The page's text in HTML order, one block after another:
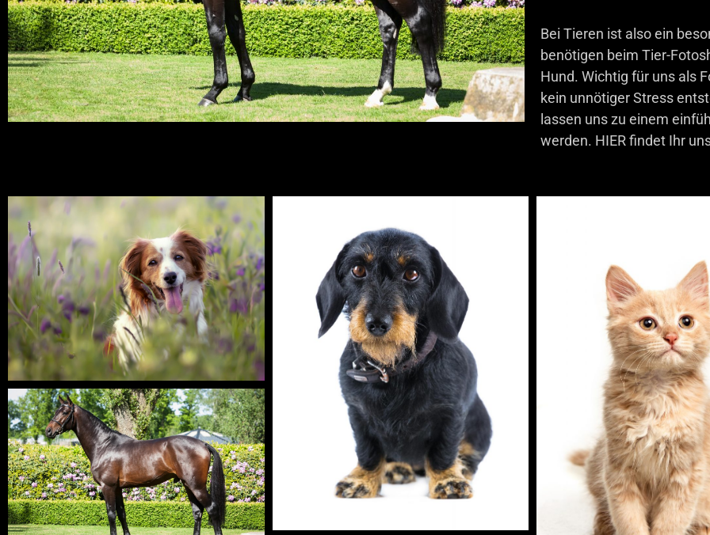
Bei Tieren ist also ein
benötigen beim Tier-
Hund. Wichtig für uns als
kein unnötiger Stress
lassen uns zu einem
werden. HIERfindet Ihr